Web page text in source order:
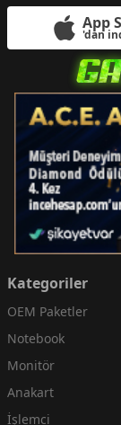
App
'dan
Kategoriler
OEM Paketler
Notebook
Monitör
Anakart
İşlemci